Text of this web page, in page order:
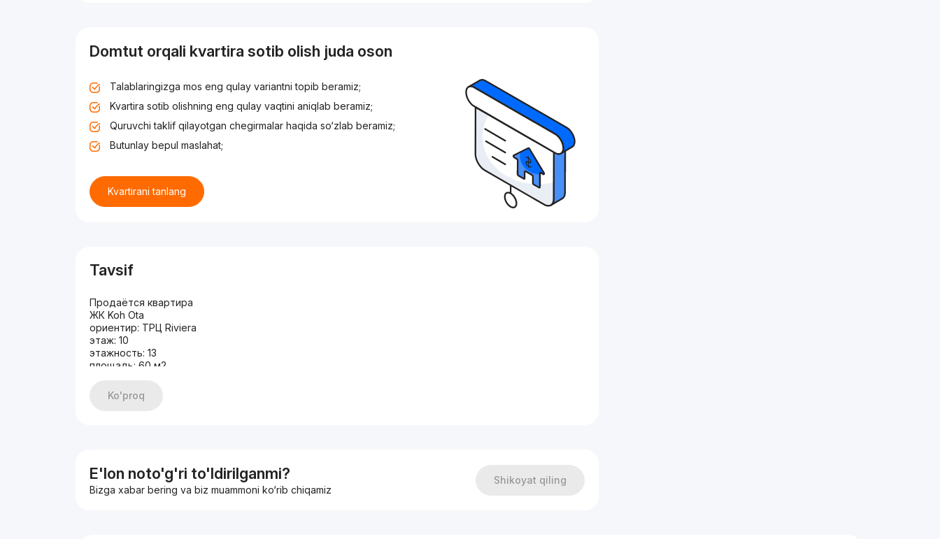
Domtut orqali kvartira sotib olish juda oson
Talablaringizga mos eng qulay variantni topib beramiz;
Kvartira sotib olishning eng qulay vaqtini aniqlab beramiz;
Quruvchi taklif qilayotgan chegirmalar haqida so‘zlab beramiz;
Butunlay bepul maslahat;
Kvartirani tanlang
Tavsif
Продаётся квартира
ЖК Koh Оta
ориентир: ТРЦ Riviera
этаж: 10
этажность: 13
площадь: 60 м2
дорогой ремонт
кадастр есть
Ko'proq
E'lon noto'g'ri to'ldirilganmi?
Bizga xabar bering va biz muammoni ko‘rib chiqamiz
Shikoyat qiling